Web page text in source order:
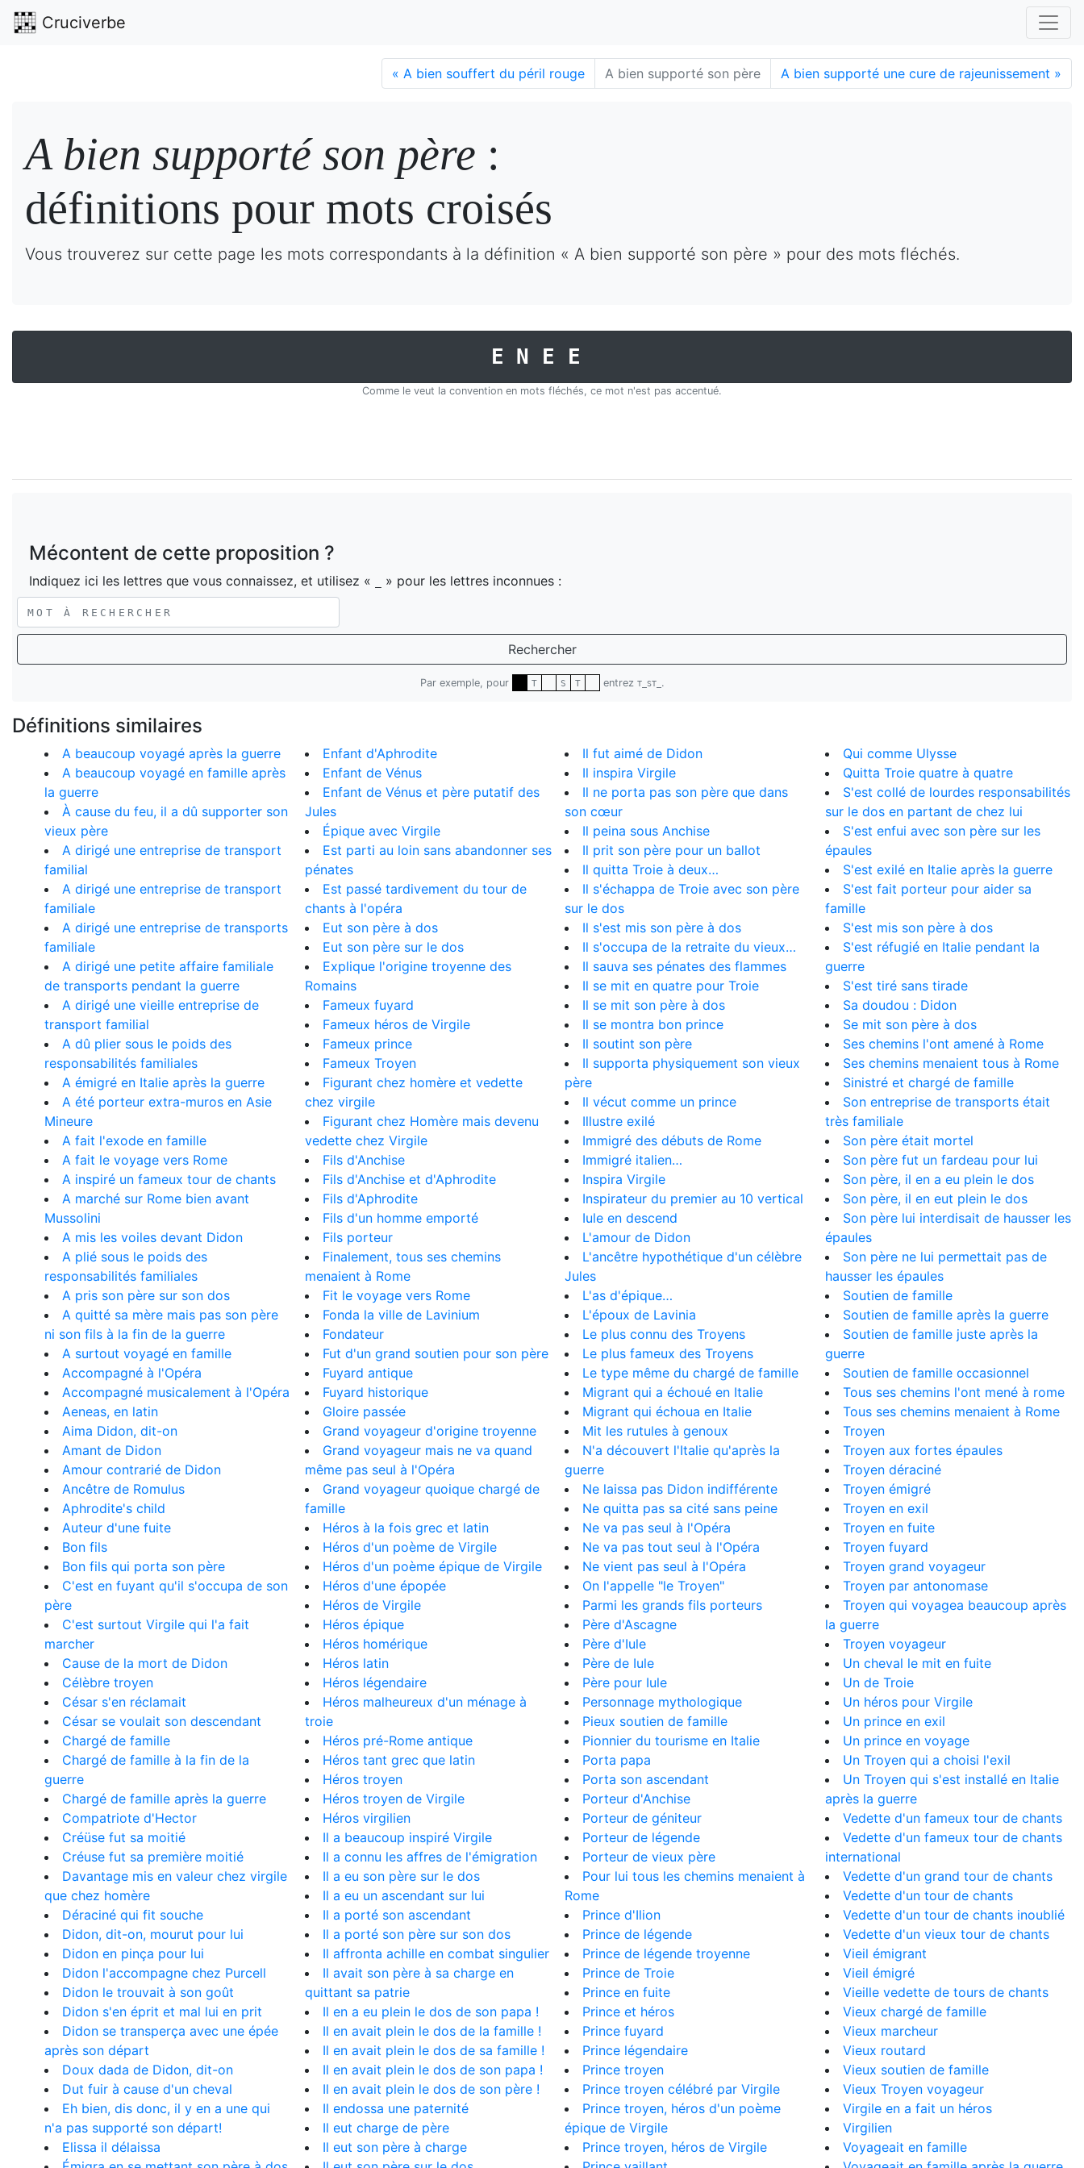
Cruciverbe
« A bien souffert du péril rouge A bien supporté son père A bien supporté une cure de rajeunissement »
A bien supporté son père :
définitions pour mots croisés
Vous trouverez sur cette page les mots correspondants à la définition « A bien supporté son père » pour des mots fléchés.
ENEE
Comme le veut la convention en mots fléchés, ce mot n'est pas accentué.
Mécontent de cette proposition ?
Indiquez ici les lettres que vous connaissez, et utilisez « » pour les lettres inconnues :
Rechercher
Par exemple, pour T S T entrez T_ST_ .
Définitions similaires
A beaucoup voyagé après la guerre
A beaucoup voyagé en famille après
la guerre
À cause du feu, il a dû supporter son
vieux père
A dirigé une entreprise de transport
familial
A dirigé une entreprise de transport
familiale
A dirigé une entreprise de transports
familiale
A dirigé une petite affaire familiale
de transports pendant la guerre
A dirigé une vieille entreprise de
transport familial
A dû plier sous le poids des
responsabilités familiales
A émigré en Italie après la guerre
A été porteur extra-muros en Asie
Mineure
A fait l'exode en famille
A fait le voyage vers Rome
A inspiré un fameux tour de chants
A marché sur Rome bien avant
Mussolini
A mis les voiles devant Didon
A plié sous le poids des
responsabilités familiales
A pris son père sur son dos
A quitté sa mère mais pas son père
ni son fils à la fin de la guerre
A surtout voyagé en famille
Accompagné à l'Opéra
Accompagné musicalement à l'Opéra
Aeneas, en latin
Aima Didon, dit-on
Amant de Didon
Amour contrarié de Didon
Ancêtre de Romulus
Aphrodite's child
Auteur d'une fuite
Bon fils
Bon fils qui porta son père
C'est en fuyant qu'il s'occupa de son
père
C'est surtout Virgile qui l'a fait
marcher
Cause de la mort de Didon
Célèbre troyen
César s'en réclamait
César se voulait son descendant
Chargé de famille
Chargé de famille à la fin de la
guerre
Chargé de famille après la guerre
Compatriote d'Hector
Créüse fut sa moitié
Créuse fut sa première moitié
Davantage mis en valeur chez virgile
que chez homère
Déraciné qui fit souche
Didon, dit-on, mourut pour lui
Didon en pinça pour lui
Didon l'accompagne chez Purcell
Didon le trouvait à son goût
Didon s'en éprit et mal lui en prit
Didon se transperça avec une épée
après son départ
Doux dada de Didon, dit-on
Dut fuir à cause d'un cheval
Eh bien, dis donc, il y en a une qui
n'a pas supporté son départ!
Elissa il délaissa
Enfant d'Aphrodite
Enfant de Vénus
Enfant de Vénus et père putatif des
Jules
Épique avec Virgile
Est parti au loin sans abandonner ses
pénates
Est passé tardivement du tour de
chants à l'opéra
Eut son père à dos
Eut son père sur le dos
Explique l'origine troyenne des
Romains
Fameux fuyard
Fameux héros de Virgile
Fameux prince
Fameux Troyen
Figurant chez homère et vedette
chez virgile
Figurant chez Homère mais devenu
vedette chez Virgile
Fils d'Anchise
Fils d'Anchise et d'Aphrodite
Fils d'Aphrodite
Fils d'un homme emporté
Fils porteur
Finalement, tous ses chemins
menaient à Rome
Fit le voyage vers Rome
Fonda la ville de Lavinium
Fondateur
Fut d'un grand soutien pour son père
Fuyard antique
Fuyard historique
Gloire passée
Grand voyageur d'origine troyenne
Grand voyageur mais ne va quand
même pas seul à l'Opéra
Grand voyageur quoique chargé de
famille
Héros à la fois grec et latin
Héros d'un poème de Virgile
Héros d'un poème épique de Virgile
Héros d'une épopée
Héros de Virgile
Héros épique
Héros homérique
Héros latin
Héros légendaire
Héros malheureux d'un ménage à
troie
Héros pré-Rome antique
Héros tant grec que latin
Héros troyen
Héros troyen de Virgile
Héros virgilien
Il a beaucoup inspiré Virgile
Il a connu les affres de l'émigration
Il a eu son père sur le dos
Il a eu un ascendant sur lui
Il a porté son ascendant
Il a porté son père sur son dos
Il affronta achille en combat singulier
Il avait son père à sa charge en
quittant sa patrie
Il en a eu plein le dos de son papa !
Il en avait plein le dos de la famille !
Il en avait plein le dos de sa famille !
Il en avait plein le dos de son papa !
Il en avait plein le dos de son père !
Il endossa une paternité
Il eut charge de père
Il eut son père à charge
Il fut aimé de Didon
Il inspira Virgile
Il ne porta pas son père que dans
son cœur
Il peina sous Anchise
Il prit son père pour un ballot
Il quitta Troie à deux…
Il s'échappa de Troie avec son père
sur le dos
Il s'est mis son père à dos
Il s'occupa de la retraite du vieux…
Il sauva ses pénates des flammes
Il se mit en quatre pour Troie
Il se mit son père à dos
Il se montra bon prince
Il soutint son père
Il supporta physiquement son vieux
père
Il vécut comme un prince
Illustre exilé
Immigré des débuts de Rome
Immigré italien…
Inspira Virgile
Inspirateur du premier au 10 vertical
Iule en descend
L'amour de Didon
L'ancêtre hypothétique d'un célèbre
Jules
L'as d'épique…
L'époux de Lavinia
Le plus connu des Troyens
Le plus fameux des Troyens
Le type même du chargé de famille
Migrant qui a échoué en Italie
Migrant qui échoua en Italie
Mit les rutules à genoux
N'a découvert l'Italie qu'après la
guerre
Ne laissa pas Didon indifférente
Ne quitta pas sa cité sans peine
Ne va pas seul à l'Opéra
Ne va pas tout seul à l'Opéra
Ne vient pas seul à l'Opéra
On l'appelle "le Troyen"
Parmi les grands fils porteurs
Père d'Ascagne
Père d'Iule
Père de Iule
Père pour Iule
Personnage mythologique
Pieux soutien de famille
Pionnier du tourisme en Italie
Porta papa
Porta son ascendant
Porteur d'Anchise
Porteur de géniteur
Porteur de légende
Porteur de vieux père
Pour lui tous les chemins menaient à
Rome
Prince d'Ilion
Prince de légende
Prince de légende troyenne
Prince de Troie
Prince en fuite
Prince et héros
Prince fuyard
Prince légendaire
Prince troyen
Prince troyen célébré par Virgile
Prince troyen, héros d'un poème
épique de Virgile
Prince troyen, héros de Virgile
Qui comme Ulysse
Quitta Troie quatre à quatre
S'est collé de lourdes responsabilités
sur le dos en partant de chez lui
S'est enfui avec son père sur les
épaules
S'est exilé en Italie après la guerre
S'est fait porteur pour aider sa
famille
S'est mis son père à dos
S'est réfugié en Italie pendant la
guerre
S'est tiré sans tirade
Sa doudou : Didon
Se mit son père à dos
Ses chemins l'ont amené à Rome
Ses chemins menaient tous à Rome
Sinistré et chargé de famille
Son entreprise de transports était
très familiale
Son père était mortel
Son père fut un fardeau pour lui
Son père, il en a eu plein le dos
Son père, il en eut plein le dos
Son père lui interdisait de hausser les
épaules
Son père ne lui permettait pas de
hausser les épaules
Soutien de famille
Soutien de famille après la guerre
Soutien de famille juste après la
guerre
Soutien de famille occasionnel
Tous ses chemins l'ont mené à rome
Tous ses chemins menaient à Rome
Troyen
Troyen aux fortes épaules
Troyen déraciné
Troyen émigré
Troyen en exil
Troyen en fuite
Troyen fuyard
Troyen grand voyageur
Troyen par antonomase
Troyen qui voyagea beaucoup après
la guerre
Troyen voyageur
Un cheval le mit en fuite
Un de Troie
Un héros pour Virgile
Un prince en exil
Un prince en voyage
Un Troyen qui a choisi l'exil
Un Troyen qui s'est installé en Italie
après la guerre
Vedette d'un fameux tour de chants
Vedette d'un fameux tour de chants
international
Vedette d'un grand tour de chants
Vedette d'un tour de chants
Vedette d'un tour de chants inoublié
Vedette d'un vieux tour de chants
Vieil émigrant
Vieil émigré
Vieille vedette de tours de chants
Vieux chargé de famille
Vieux marcheur
Vieux routard
Vieux soutien de famille
Vieux Troyen voyageur
Virgile en a fait un héros
Virgilien
Voyageait en famille